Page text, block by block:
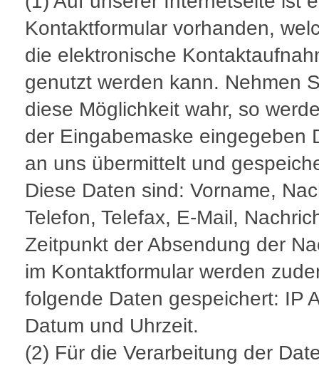
Kontaktformular vorhanden,
die elektronische
genutzt werden kann. Nehmen
diese Möglichkeit wahr, so
der Eingabemaske eingegeben
an uns übermittelt und
Diese Daten sind: Vorname,
Telefon, Telefax, E-Mail,
Zeitpunkt der Absendung der
im Kontaktformular werden
folgende Daten gespeichert: IP
Datum und Uhrzeit.
(2) Für die Verarbeitung der